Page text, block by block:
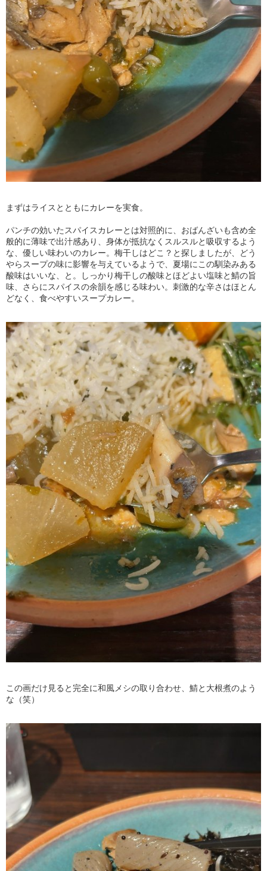
まずはライスとともにカレーを実食。
パンチの効いたスパイスカレーとは対照的に、おばんざいも含め全
般的に薄味で出汁感あり、身体が抵抗なくスルスルと吸収するよう
な、優しい味わいのカレー。梅干しはどこ？と探しましたが、どう
やらスープの味に影響を与えているようで、夏場にこの馴染みある
酸味はいいな、と。しっかり梅干しの酸味とほどよい塩味と鯖の旨
味、さらにスパイスの余韻を感じる味わい。刺激的な辛さはほとん
どなく、食べやすいスープカレー。
この画だけ見ると完全に和風メシの取り合わせ、鯖と大根煮のよう
な（笑）